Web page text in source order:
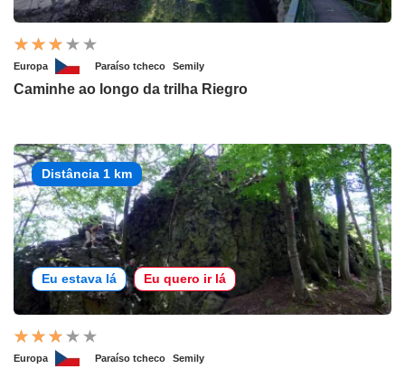
Europa Paraíso tcheco Semily
Caminhe ao longo da trilha Riegro
Distância 1 km
Eu estava lá Eu quero ir lá
Europa Paraíso tcheco Semily